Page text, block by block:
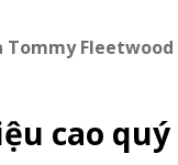
Tommy Fleetwood
cao quý